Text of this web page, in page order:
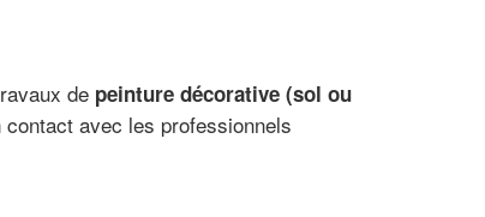
de peinture décorative (sol ou
avec les professionnels